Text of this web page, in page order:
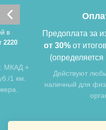
Хочу такую
в
2220
МКАД +
1 км.
Предоплата за
от 30% от
Действуют
наличный для